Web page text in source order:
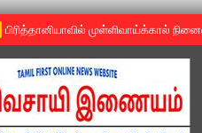
»பிரித்தானியாவில் முள்ளிவாய்க்கால்